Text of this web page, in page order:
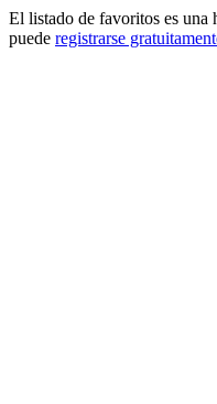
El listado de favoritos es una
puede registrarse